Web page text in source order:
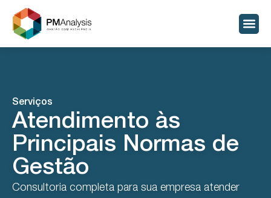
Serviços
Atendimento às
Principais Normas de
Gestão
Consultoria completa para sua empresa atender